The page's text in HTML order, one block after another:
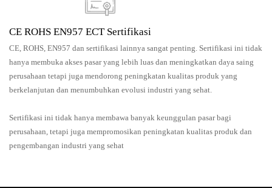
CE ROHS EN957 ECT Sertifikasi
CE, ROHS, EN957 dan sertifikasi lainnya sangat penting. Sertifikasi ini tidak
hanya membuka akses pasar yang lebih luas dan meningkatkan daya saing
perusahaan tetapi juga mendorong peningkatan kualitas produk yang
berkelanjutan dan menumbuhkan evolusi industri yang sehat.
Sertifikasi ini tidak hanya membawa banyak keunggulan pasar bagi
perusahaan, tetapi juga mempromosikan peningkatan kualitas produk dan
pengembangan industri yang sehat